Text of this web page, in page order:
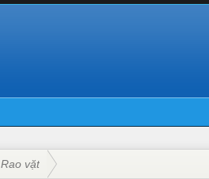
Rao vặt